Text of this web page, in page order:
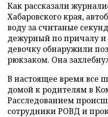
Как рассказали
Хабаровского края,
воду за считаные
дежурный по причалу
девочку обнаружили
рюкзаком. Она
В настоящее время все
домой к родителям в
Расследованием
сотрудники РОВД и